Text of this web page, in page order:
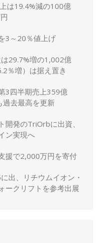
は19.4%減の100億
3～20％値上げ
29.7%増の1,002億
％増）は据え置き
3四半期売上359億
去最高を更新
開発のTriOrbに出資、
ン実現へ
援で2,000万円を寄付
出、リチウムイオン・
ークリフトを参考出展